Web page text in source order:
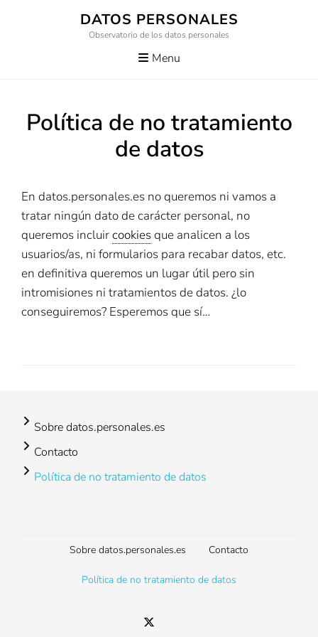
DATOS PERSONALES
Observatorio de los datos personales
Menu
Política de no tratamiento
de datos
En datos.personales.es no queremos ni vamos a
tratar ningún dato de carácter personal, no
queremos incluircookiesque analicen a los
usuarios/as, ni formularios para recabar datos, etc.
en definitiva queremos un lugar útil pero sin
intromisiones ni tratamientos de datos. ¿lo
conseguiremos? Esperemos que sí…
Sobre datos.personales.es
Contacto
Política de no tratamiento de datos
Sobre datos.personales.es Contacto
Política de no tratamiento de datos